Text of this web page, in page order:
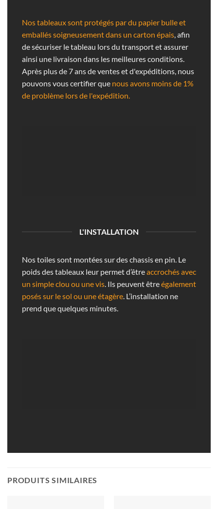
Nos tableaux sont protégés par du papier bulle et
emballés soigneusement dans un carton épais, afin
de sécuriser le tableau lors du transport et assurer
ainsi une livraison dans les meilleures conditions.
Après plus de 7 ans de ventes et d'expéditions, nous
pouvons vous certifier que nous avons moins de 1%
de problème lors de l'expédition.
L'INSTALLATION
Nos toiles sont montées sur des chassis en pin. Le
poids des tableaux leur permet d’êtreaccrochés avec
un simple clou ou une vis. Ils peuvent êtreégalement
posés sur le sol ou une étagère. L’installation ne
prend que quelques minutes.
PRODUITS SIMILAIRES